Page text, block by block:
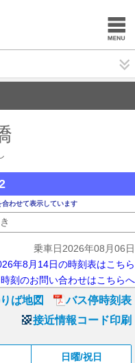
わせて表示しています
乗車日2026年08月06日
年8月14日の時刻表はこちら
時刻のお問い合わせはこちらへ
ば地図
バス停時刻表
接近情報コード印刷
日曜/祝日